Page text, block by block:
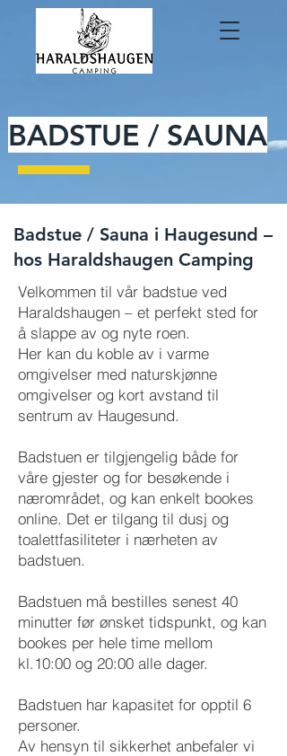
BADSTUE / SAUNA
Badstue / Sauna i Haugesund –
hos Haraldshaugen Camping
Velkommen til vår badstue ved
Haraldshaugen – et perfekt sted for
å slappe av og nyte roen.
Her kan du koble av i varme
omgivelser med naturskjønne
omgivelser og kort avstand til
sentrum av Haugesund.
Badstuen er tilgjengelig både for
våre gjester og for besøkende i
nærområdet, og kan enkelt bookes
online. Det er tilgang til dusj og
toalettfasiliteter i nærheten av
badstuen.
Badstuen må bestilles senest 40
minutter før ønsket tidspunkt, og kan
bookes per hele time mellom
kl.10:00 og 20:00 alle dager.
Badstuen har kapasitet for opptil 6
personer.
Av hensyn til sikkerhet anbefaler vi